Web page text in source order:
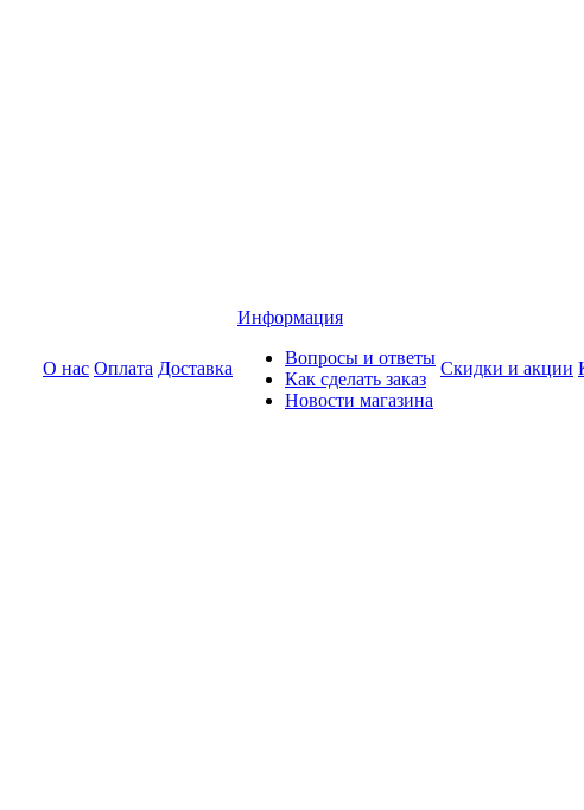
О нас Оплата Доставка
Информация
Вопросы и ответы
Как сделать заказ
Новости магазина
Скидки и акции